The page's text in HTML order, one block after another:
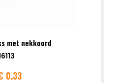
met nekkoord
0.33